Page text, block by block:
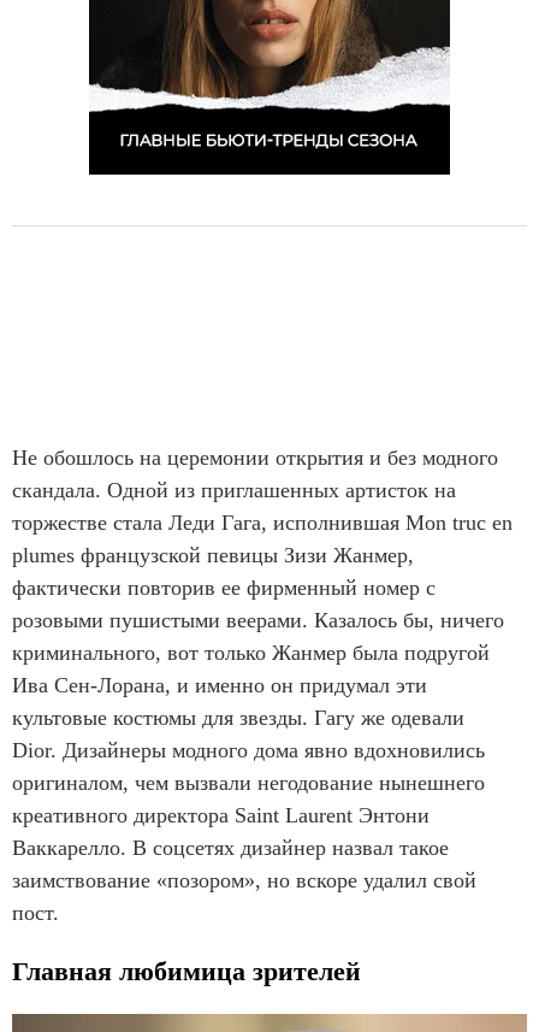
Не обошлось на церемонии открытия и без модного
скандала. Одной из приглашенных артисток на
торжестве стала Леди Гага, исполнившая Mon truc en
plumes французской певицы Зизи Жанмер,
фактически повторив ее фирменный номер с
розовыми пушистыми веерами. Казалось бы, ничего
криминального, вот только Жанмер была подругой
Ива Сен-Лорана, и именно он придумал эти
культовые костюмы для звезды. Гагу же одевали
Dior. Дизайнеры модного дома явно вдохновились
оригиналом, чем вызвали негодование нынешнего
креативного директора Saint Laurent Энтони
Ваккарелло. В соцсетях дизайнер назвал такое
заимствование «позором», но вскоре удалил свой
пост.
Главная любимица зрителей